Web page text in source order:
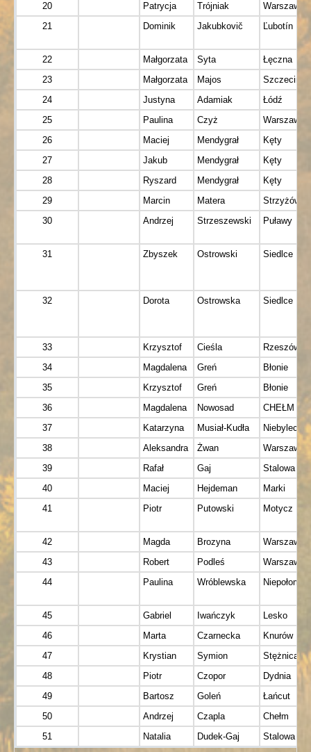
20 Patrycja Trójniak
Warszawa
21
Dominik Jakubkovič Ľubotín
22 Małgorzata Syta
Łęczna
23
Małgorzata Majos
Szczecin
24
Justyna Adamiak
Łódź
25
Paulina Czyż
Warszawa
26
Maciej Mendygrał
Kęty
27
Jakub Mendygrał
Kęty
28
Ryszard Mendygrał
Kęty
29
Marcin Matera
Strzyżów
30
Andrzej Strzeszewski Puławy
31 Zbyszek Ostrowski Siedlce
32 Dorota Ostrowska Siedlce
33 Krzysztof Cieśla
Rzeszów
34
Magdalena Greń
Błonie
35
Krzysztof Greń
Błonie
36
Magdalena Nowosad
CHEŁM
37
Katarzyna Musiał-Kudła
Niebylec
38
Aleksandra Żwan
Warszawa
39
Rafał Gaj
Stalowa
40
Maciej Hejdeman
Marki
41
Piotr Putowski Motycz
42 Magda Brozyna
Warszawa
43
Robert Podleś
Warszawa
44
Paulina Wróblewska
45 Gabriel Iwańczyk
Lesko
46
Marta Czarnecka
Knurów
47
Krystian Symion
Stężnica
48
Piotr Czopor
Dydnia
49
Bartosz Goleń
Łańcut
50
Andrzej Czapla
Chełm
51
Natalia Dudek-Gaj Stalowa